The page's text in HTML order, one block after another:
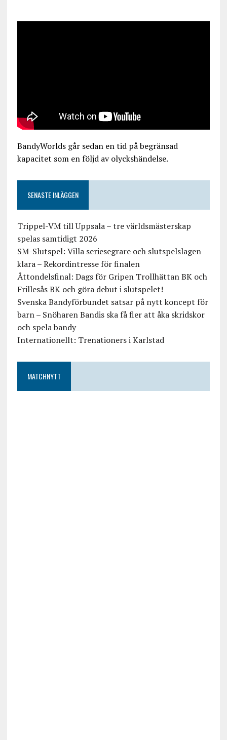
BandyWorlds går sedan en tid på begränsad
kapacitet som en följd av olyckshändelse.
SENASTE INLÄGGEN
Trippel-VM till Uppsala – tre världsmästerskap
spelas samtidigt 2026
SM-Slutspel: Villa seriesegrare och slutspelslagen
klara – Rekordintresse för finalen
Åttondelsfinal: Dags för Gripen Trollhättan BK och
Frillesås BK och göra debut i slutspelet!
Svenska Bandyförbundet satsar på nytt koncept för
barn – Snöharen Bandis ska få fler att åka skridskor
och spela bandy
Internationellt: Trenationers i Karlstad
MATCHNYTT